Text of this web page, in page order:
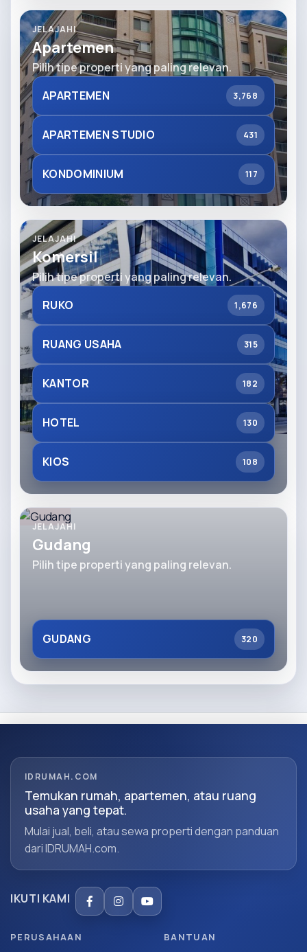
JELAJAHI
Apartemen
Pilih tipe properti yang paling relevan.
APARTEMEN
3,768
APARTEMEN STUDIO 431
KONDOMINIUM 117
JELAJAHI
Komersil
Pilih tipe properti yang paling relevan.
RUKO
1,676
RUANG USAHA 315
KANTOR 182
HOTEL 130
KIOS 108
JELAJAHI
Gudang
Pilih tipe properti yang paling relevan.
GUDANG 320
IDRUMAH.COM
Temukan rumah, apartemen, atau ruang
usaha yang tepat.
Mulai jual, beli, atau sewa properti dengan panduan
dari IDRUMAH.com.
IKUTI KAMI
PERUSAHAAN BANTUAN